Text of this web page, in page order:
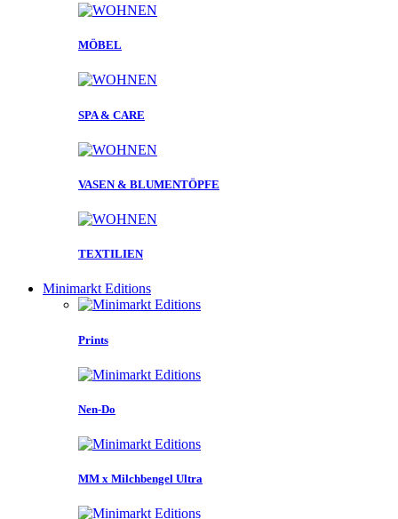
MÖBEL
SPA & CARE
VASEN & BLUMENTÖPFE
TEXTILIEN
Minimarkt Editions
Prints
Nen-Do
MM x Milchbengel Ultra